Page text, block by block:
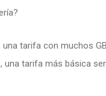
tarifa con muchos
una tarifa más básica